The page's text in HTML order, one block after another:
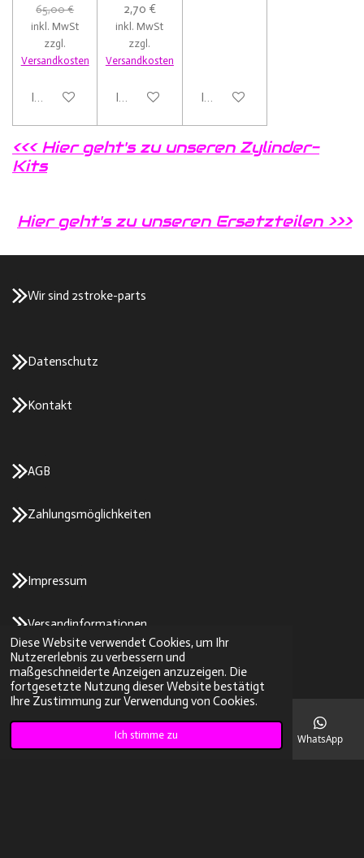
Diese Website verwendet Cookies, um Ihr
Nutzererlebnis zu verbessern und
maßgeschneiderte Anzeigen anzuzeigen. Die
fortgesetzte Nutzung dieser Website bestätigt
Ihre Zustimmung zur Verwendung von Cookies.
Ich stimme zu
65,00 €
inkl. MwSt
zzgl.
Versandkosten
In den Warenkorb
2,70 €
inkl. MwSt
zzgl.
Versandkosten
In den WarenkorbIn den Warenkorb
<<< Hier geht's zu unseren Zylinder-
Kits
Hier geht's zu unseren Ersatzteilen >>>
Wir sind 2stroke-parts
Datenschutz
Kontakt
AGB
Zahlungsmöglichkeiten
Impressum
Versandinformationen
Widerrufsrecht
Infos zum Rückversand, Widerruf und Umtausch
Telefon Karte WhatsApp